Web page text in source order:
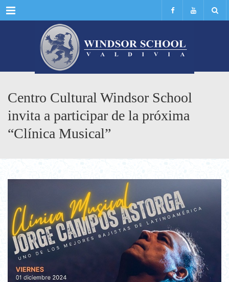
Menu
Centro Cultural Windsor School
invita a participar de la próxima
“Clínica Musical”